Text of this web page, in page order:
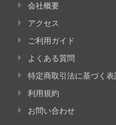
会社概要
アクセス
ご利用ガイド
よくある質問
特定商取引法に基づく表
利用規約
お問い合わせ